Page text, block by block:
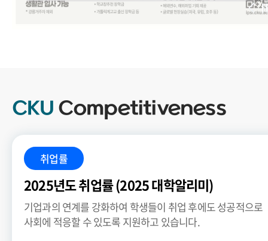
CKU Competitiveness
취업률
2025년도 취업률 (2025 대학알리미)
기업과의 연계를 강화하여 학생들이 취업 후에도 성공적으로
사회에 적응할 수 있도록 지원하고 있습니다.